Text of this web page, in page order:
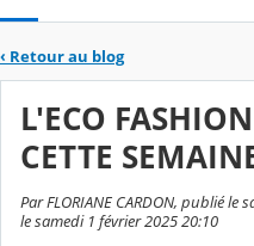
‹ Retour au blog
L'ECO
CETTE
Par FLORIANE CARDON, publié
le samedi 1 février 2025 20:10